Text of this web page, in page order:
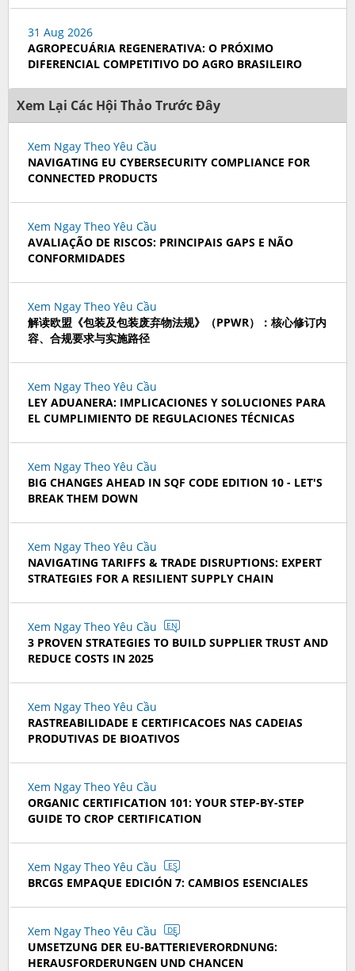
31 Aug 2026
AGROPECUÁRIA REGENERATIVA: O PRÓXIMO
DIFERENCIAL COMPETITIVO DO AGRO BRASILEIRO
Xem Lại Các Hội Thảo Trước Đây
Xem Ngay Theo Yêu Cầu
NAVIGATING EU CYBERSECURITY COMPLIANCE FOR
CONNECTED PRODUCTS
Xem Ngay Theo Yêu Cầu
AVALIAÇÃO DE RISCOS: PRINCIPAIS GAPS E NÃO
CONFORMIDADES
Xem Ngay Theo Yêu Cầu
解读欧盟《包装及包装废弃物法规》（PPWR）：核心修订内
容、合规要求与实施路径
Xem Ngay Theo Yêu Cầu
LEY ADUANERA: IMPLICACIONES Y SOLUCIONES PARA
EL CUMPLIMIENTO DE REGULACIONES TÉCNICAS
Xem Ngay Theo Yêu Cầu
BIG CHANGES AHEAD IN SQF CODE EDITION 10 - LET'S
BREAK THEM DOWN
Xem Ngay Theo Yêu Cầu
NAVIGATING TARIFFS & TRADE DISRUPTIONS: EXPERT
STRATEGIES FOR A RESILIENT SUPPLY CHAIN
Xem Ngay Theo Yêu Cầu EN
3 PROVEN STRATEGIES TO BUILD SUPPLIER TRUST AND
REDUCE COSTS IN 2025
Xem Ngay Theo Yêu Cầu
RASTREABILIDADE E CERTIFICACOES NAS CADEIAS
PRODUTIVAS DE BIOATIVOS
Xem Ngay Theo Yêu Cầu
ORGANIC CERTIFICATION 101: YOUR STEP-BY-STEP
GUIDE TO CROP CERTIFICATION
Xem Ngay Theo Yêu Cầu ES
BRCGS EMPAQUE EDICIÓN 7: CAMBIOS ESENCIALES
Xem Ngay Theo Yêu Cầu DE
UMSETZUNG DER EU-BATTERIEVERORDNUNG:
HERAUSFORDERUNGEN UND CHANCEN